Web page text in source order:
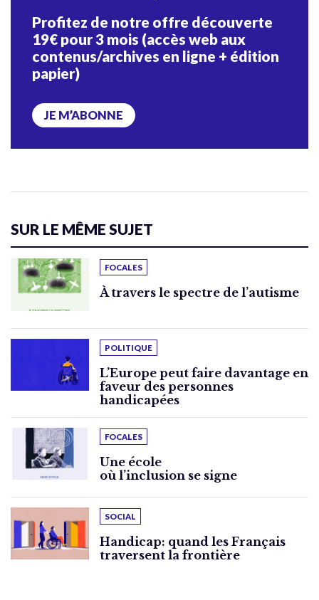
Profitez de notre offre découverte
19€ pour 3 mois (accès web aux
contenus/archives en ligne + édition
papier)
JE M’ABONNE
SUR LE MÊME SUJET
FOCALES
À travers le spectre de l’autisme
POLITIQUE
L’Europe peut faire davantage en
faveur des personnes
handicapées
FOCALES
Une école
où l’inclusion se signe
SOCIAL
Handicap: quand les Français
traversent la frontière